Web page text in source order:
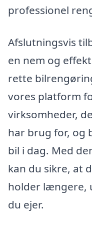
professionel
Afslutningsvis
en nem og
rette
vores platform
virksomheder,
har brug for, og
bil i dag. Med
kan du sikre, at
holder længere,
du ejer.